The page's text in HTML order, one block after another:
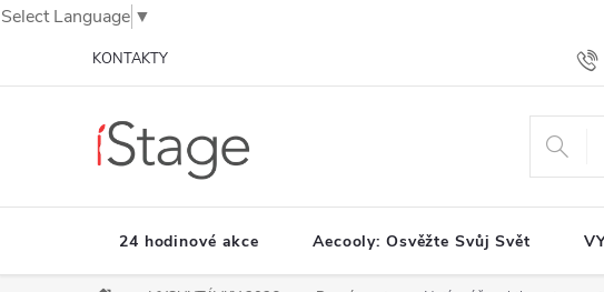
Select Language ▼
KONTAKTY
24 hodinové akce Aecooly: Osvěžte Svůj Svět